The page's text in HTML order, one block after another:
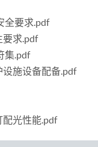
全要求.pdf
要求.pdf
集.pdf
施设备配备.pdf
配光性能.pdf